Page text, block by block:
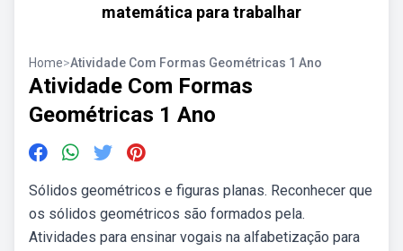
matemática para trabalhar
Home>Atividade Com Formas Geométricas 1 Ano
Atividade Com Formas
Geométricas 1 Ano
Sólidos geométricos e figuras planas. Reconhecer que
os sólidos geométricos são formados pela.
Atividades para ensinar vogais na alfabetização para